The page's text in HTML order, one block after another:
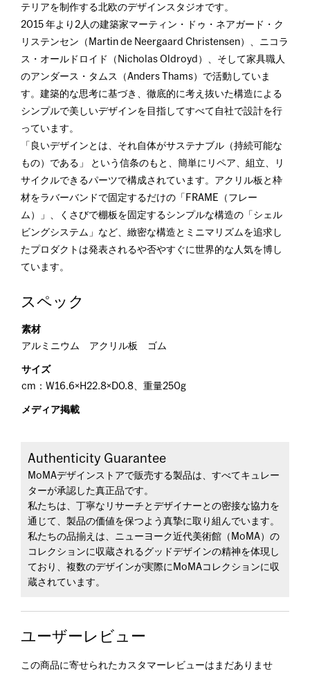
テリアを制作する北欧のデザインスタジオです。
2015 年より2人の建築家マーティン・ドゥ・ネアガード・ク
リステンセン（Martin de Neergaard Christensen）、ニコラ
ス・オールドロイド（Nicholas Oldroyd）、そして家具職人
のアンダース・タムス（Anders Thams）で活動していま
す。建築的な思考に基づき、徹底的に考え抜いた構造による
シンプルで美しいデザインを目指してすべて自社で設計を行
っています。
「良いデザインとは、それ自体がサステナブル（持続可能な
もの）である」 という信条のもと、簡単にリペア、組立、リ
サイクルできるパーツで構成されています。アクリル板と枠
材をラバーバンドで固定するだけの「FRAME（フレー
ム）」、くさびで棚板を固定するシンプルな構造の「シェル
ビングシステム」など、緻密な構造とミニマリズムを追求し
たプロダクトは発表されるや否やすぐに世界的な人気を博し
ています。
スペック
素材
アルミニウム アクリル板 ゴム
サイズ
cm：W16.6×H22.8×D0.8、重量250g
メディア掲載
Authenticity Guarantee
MoMAデザインストアで販売する製品は、すべてキュレー
ターが承認した真正品です。
私たちは、丁寧なリサーチとデザイナーとの密接な協力を
通じて、製品の価値を保つよう真摯に取り組んでいます。
私たちの品揃えは、ニューヨーク近代美術館（MoMA）の
コレクションに収蔵されるグッドデザインの精神を体現し
ており、複数のデザインが実際にMoMAコレクションに収
蔵されています。
ユーザーレビュー
この商品に寄せられたカスタマーレビューはまだありませ